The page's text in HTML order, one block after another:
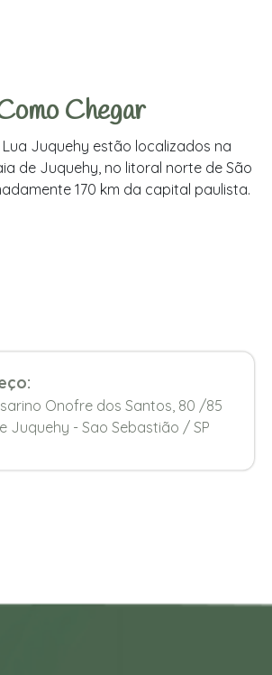
Chegar
Lua Juquehy estão localizados na
de Juquehy, no litoral norte de São
170 km da capital paulista.
Onofre dos Santos, 80 /85
Juquehy - Sao Sebastião / SP